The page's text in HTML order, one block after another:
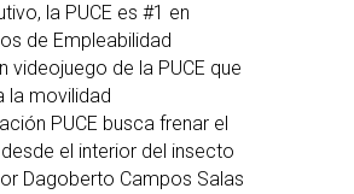
la PUCE es #1 en
de Empleabilidad
videojuego de la PUCE que
la movilidad
PUCE busca frenar el
el interior del insecto
Dagoberto Campos Salas